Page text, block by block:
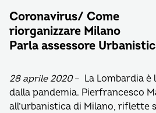
Coronavirus/ Come
riorganizzare Milano
Parla assessore
28 aprile 2020– La Lombardia è
dalla pandemia. Pierfrancesco
all’urbanistica di Milano, riflette